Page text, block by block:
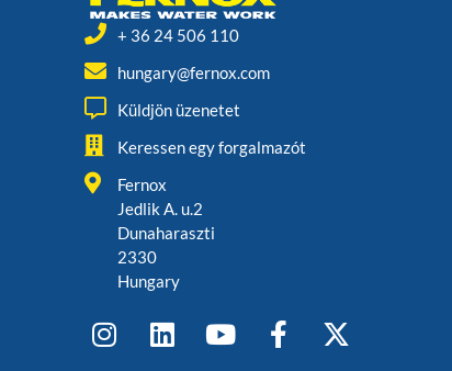
+ 36 24 506 110
hungary@fernox.com
Küldjön üzenetet
Keressen egy forgalmazót
Fernox
Jedlik A. u.2
Dunaharaszti
2330
Hungary